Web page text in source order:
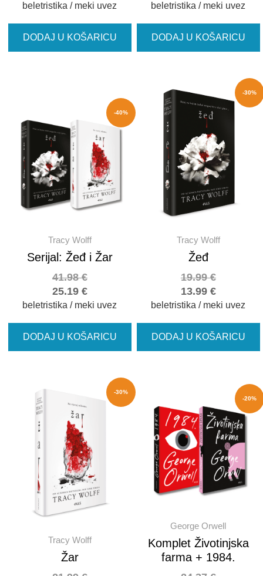
beletristika / meki uvez
DODAJ U KOŠARICU
beletristika / meki uvez
DODAJ U KOŠARICU
-40%
Tracy Wolff
Serijal: Žeđ i Žar
25.19 €
41.98€
beletristika / meki uvez
DODAJ U KOŠARICU
-30%
Tracy Wolff
Žeđ
13.99 €
19.99€
beletristika / meki uvez
DODAJ U KOŠARICU
-30%
Tracy Wolff
Žar
-20%
George Orwell
Komplet Životinjska
farma + 1984.